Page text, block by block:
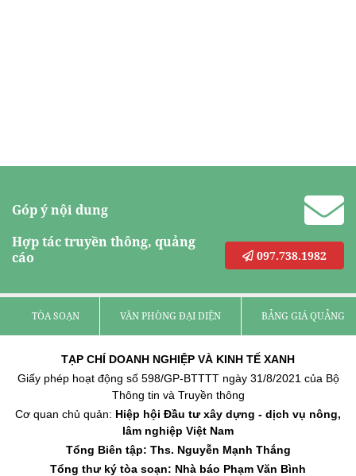
Góp ý nội dung
Hợp tác truyền thông, quảng
cáo
097.738.1982
TÒA SOẠN VĂN PHÒNG ĐẠI DIỆN BẢNG GIÁ QUẢNG
TẠP CHÍ DOANH NGHIỆP VÀ KINH TẾ XANH
Giấy phép hoạt động số 598/GP-BTTTT ngày 31/8/2021 của Bộ
Thông tin và Truyền thông
Cơ quan chủ quản: Hiệp hội Đầu tư xây dựng - dịch vụ nông,
lâm nghiệp Việt Nam
Tổng Biên tập: Ths. Nguyễn Mạnh Thắng
Tổng thư ký tòa soạn: Nhà báo Phạm Văn Bình